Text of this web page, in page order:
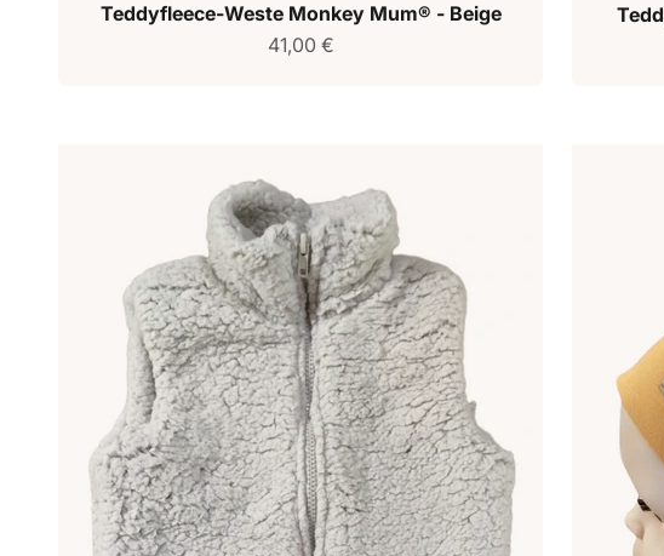
Teddyfleece-Weste Monkey Mum® - Beige
Verkaufspreis
41,00 €